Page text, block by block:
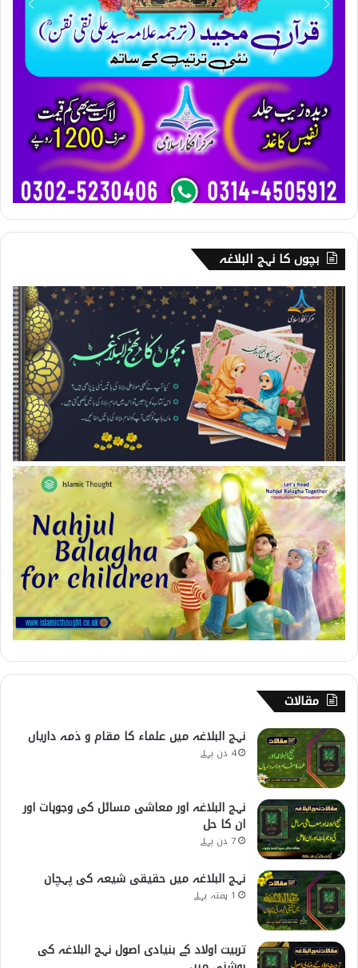
بچوں کا نہج البلاغہ
مقالات
نہج البلاغہ میں علماء کا مقام و ذمہ داریاں
4 دن پہلے
نہج البلاغہ اور معاشی مسائل کی وجوہات اور
ان کا حل
7 دن پہلے
نہج البلاغہ میں حقیقی شیعہ کی پہچان
1 ہفتہ پہلے
تربیت اولاد کے بنیادی اصول نہج البلاغہ کی